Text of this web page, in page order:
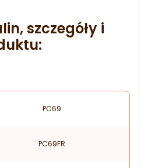
szczegóły i
PC69
PC69FR